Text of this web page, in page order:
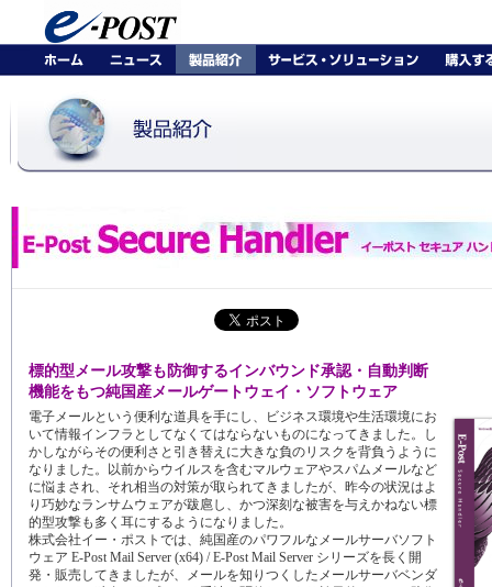
標的型メール攻撃も防御するインバウンド承認・自動判断
機能をもつ純国産メールゲートウェイ・ソフトウェア
電子メールという便利な道具を手にし、ビジネス環境や生活環境にお
いて情報インフラとしてなくてはならないものになってきました。し
かしながらその便利さと引き替えに大きな負のリスクを背負うように
なりました。以前からウイルスを含むマルウェアやスパムメールなど
に悩まされ、それ相当の対策が取られてきましたが、昨今の状況はよ
り巧妙なランサムウェアが跋扈し、かつ深刻な被害を与えかねない標
的型攻撃も多く耳にするようになりました。
株式会社イー・ポストでは、純国産のパワフルなメールサーバソフト
ウェア E-Post Mail Server (x64) / E-Post Mail Server シリーズを長く開
発・販売してきましたが、メールを知りつくしたメールサーバベンダ